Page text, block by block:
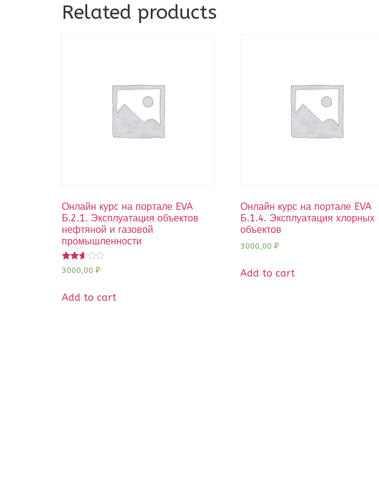
Related products
Онлайн курс на портале EVA
Б.2.1. Эксплуатация объектов
нефтяной и газовой
промышленности
Rated
2.48
5
3000,00 ₽
Add to cart
Онлайн курс на портале EVA
Б.1.4. Эксплуатация хлорных
объектов
3000,00 ₽
Add to cart